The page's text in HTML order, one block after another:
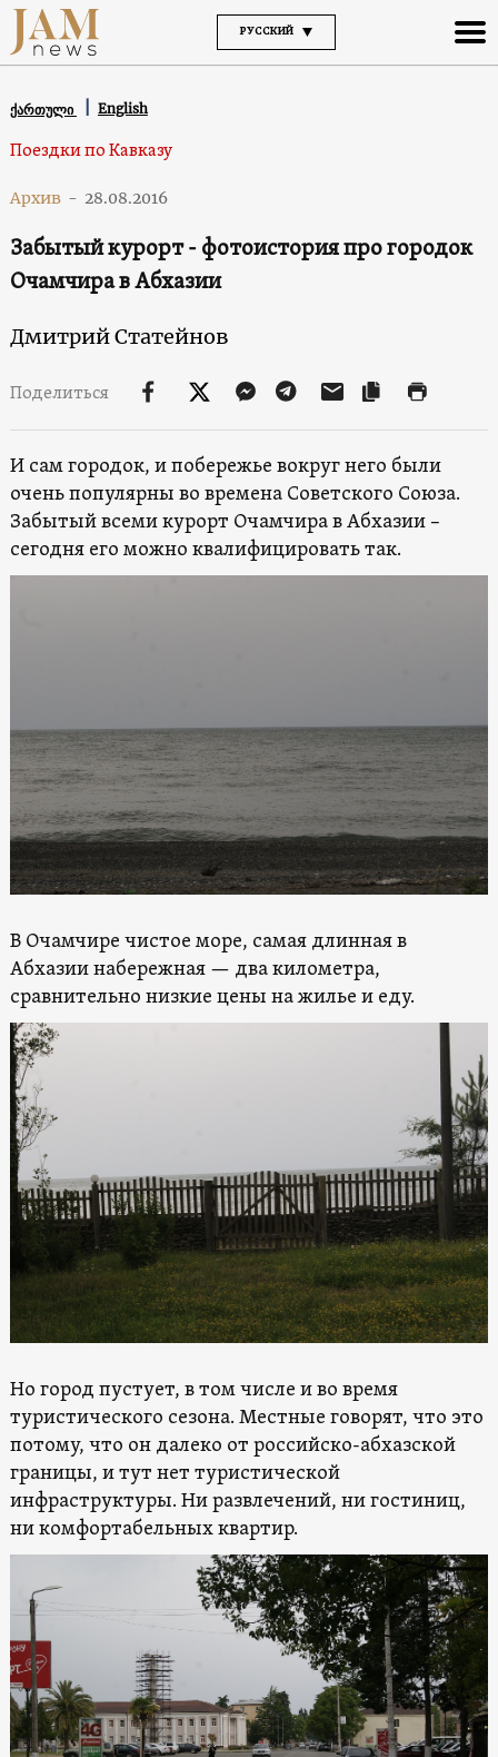
РУССКИЙ
ქართული English
Поездки по Кавказу
Архив - 28.08.2016
Забытый курорт - фотоистория про городок
Очамчира в Абхазии
Дмитрий Статейнов
Поделиться
И сам городок, и побережье вокруг него были
очень популярны во времена Советского Союза.
Забытый всеми курорт Очамчира в Абхазии –
сегодня его можно квалифицировать так.
В Очамчире чистое море, самая длинная в
Абхазии набережная — два километра,
сравнительно низкие цены на жилье и еду.
Но город пустует, в том числе и во время
туристического сезона. Местные говорят, что это
потому, что он далеко от российско-абхазской
границы, и тут нет туристической
инфраструктуры. Ни развлечений, ни гостиниц,
ни комфортабельных квартир.